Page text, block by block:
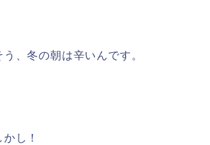
う、冬の朝は辛いんです。
かし！